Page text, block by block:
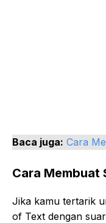
Baca juga: Cara
Cara Membuat
Jika kamu tertarik
of Text dengan